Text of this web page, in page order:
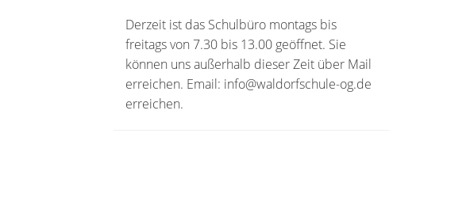
Derzeit ist das Schulbüro montags bis
freitags von 7.30 bis 13.00 geöffnet. Sie
können uns außerhalb dieser Zeit über Mail
erreichen. Email: info@waldorfschule-og.de
erreichen.